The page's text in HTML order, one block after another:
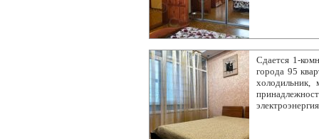
Сдается 1-
города 95
холодильник,